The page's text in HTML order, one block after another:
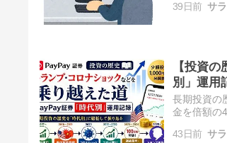
39日前 サ
【投資
別」運用
長期投資の
金を倍額の
43日前 サ